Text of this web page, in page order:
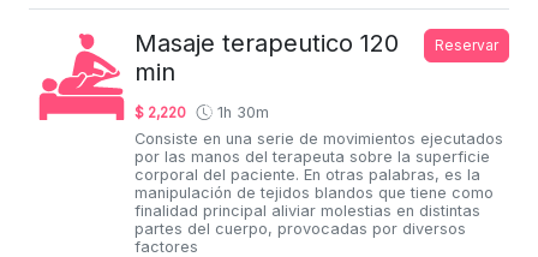
Reservar
Masaje terapeutico 120
min
$ 2,220
1h 30m
Consiste en una serie de movimientos ejecutados
por las manos del terapeuta sobre la superficie
corporal del paciente. En otras palabras, es la
manipulación de tejidos blandos que tiene como
finalidad principal aliviar molestias en distintas
partes del cuerpo, provocadas por diversos
factores